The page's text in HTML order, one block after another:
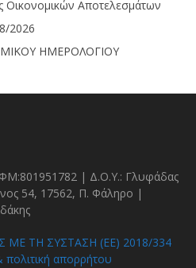
Οικονομικών Αποτελεσμάτων
2026
ΗΜΕΡΟΛΟΓΙΟΥ
| Δ.Ο.Υ.: Γλυφάδας
54, 17562, Π. Φάληρο |
ΤΗ ΣΥΣΤΑΣΗ (ΕΕ) 2018/334
απορρήτου